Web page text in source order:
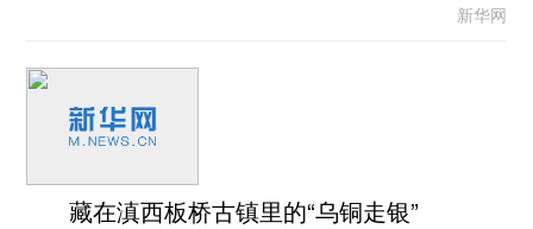
新华网
藏在滇西板桥古镇里的“乌铜走银”